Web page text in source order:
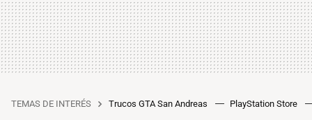
TEMAS DE INTERÉS Trucos GTA San Andreas PlayStation Store